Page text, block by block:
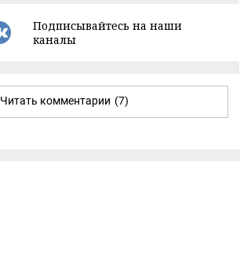
Подписывайтесь на наши
каналы
Читать комментарии (7)